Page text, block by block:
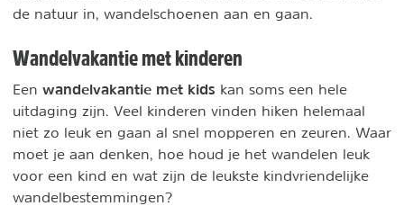
de natuur in, wandelschoenen aan en gaan.
Wandelvakantie met kinderen
Een wandelvakantie met kids kan soms een hele
uitdaging zijn. Veel kinderen vinden hiken helemaal
niet zo leuk en gaan al snel mopperen en zeuren. Waar
moet je aan denken, hoe houd je het wandelen leuk
voor een kind en wat zijn de leukste kindvriendelijke
wandelbestemmingen?